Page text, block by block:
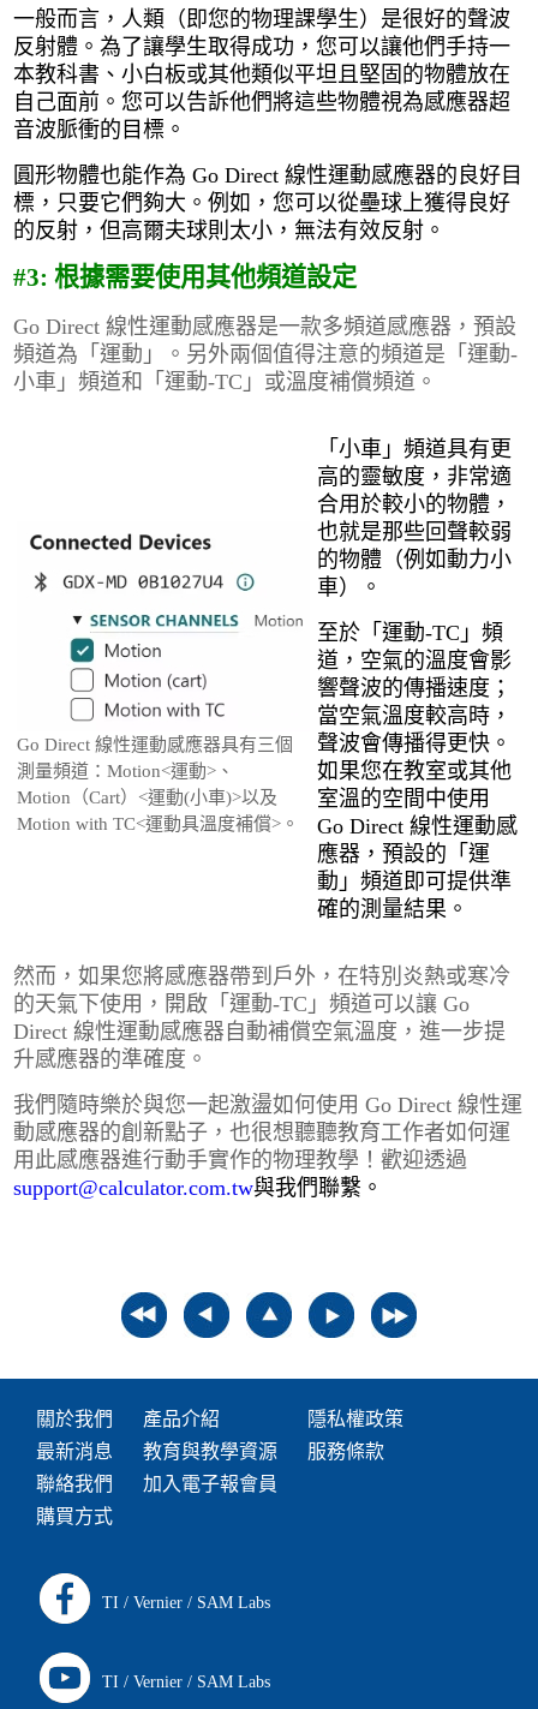
一般而言，人類（即您的物理課學生）是很好的聲波
反射體。為了讓學生取得成功，您可以讓他們手持一
本教科書、小白板或其他類似平坦且堅固的物體放在
自己面前。您可以告訴他們將這些物體視為感應器超
音波脈衝的目標。
圓形物體也能作為 Go Direct 線性運動感應器的良好目
標，只要它們夠大。例如，您可以從壘球上獲得良好
的反射，但高爾夫球則太小，無法有效反射。
#3: 根據需要使用其他頻道設定
Go Direct 線性運動感應器是一款多頻道感應器，預設
頻道為「運動」。另外兩個值得注意的頻道是「運動-
小車」頻道和「運動-TC」或溫度補償頻道。
Go Direct 線性運動感應器具有三個
測量頻道：Motion<運動>、
Motion（Cart）<運動(小車)>以及
Motion with TC<運動具溫度補償>。
「小車」頻道具有更
高的靈敏度，非常適
合用於較小的物體，
也就是那些回聲較弱
的物體（例如動力小
車）。
至於「運動-TC」頻
道，空氣的溫度會影
響聲波的傳播速度；
當空氣溫度較高時，
聲波會傳播得更快。
如果您在教室或其他
室溫的空間中使用
Go Direct 線性運動感
應器，預設的「運
動」頻道即可提供準
確的測量結果。
然而，如果您將感應器帶到戶外，在特別炎熱或寒冷
的天氣下使用，開啟「運動-TC」頻道可以讓 Go
Direct 線性運動感應器自動補償空氣溫度，進一步提
升感應器的準確度。
我們隨時樂於與您一起激盪如何使用 Go Direct 線性運
動感應器的創新點子，也很想聽聽教育工作者如何運
用此感應器進行動手實作的物理教學！歡迎透過
support@calculator.com.tw與我們聯繫。
關於我們
最新消息
聯絡我們
購買方式
產品介紹
教育與教學資源
加入電子報會員
隱私權政策
服務條款
TI / Vernier / SAM Labs
TI / Vernier / SAM Labs